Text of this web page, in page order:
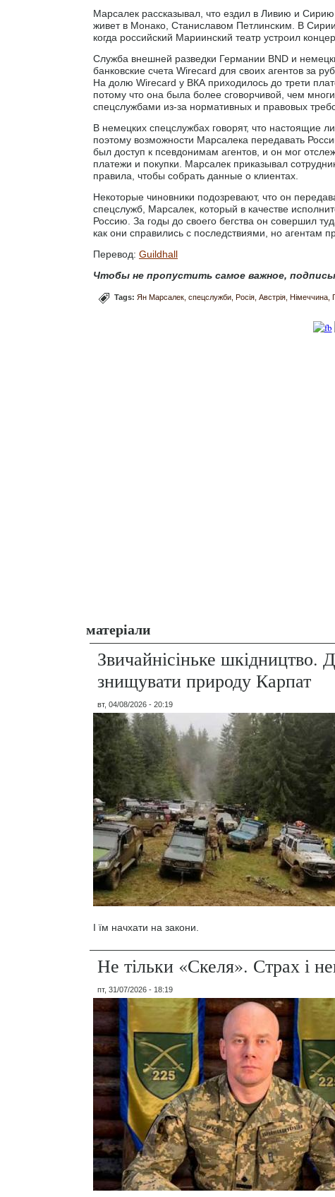
Марсалек рассказывал, что ездил в Ливию и
живет в Монако, Станиславом Петлинским. В
когда российский Мариинский театр устроил
Служба внешней разведки Германии BND и
банковские счета Wirecard для своих агентов за
На долю Wirecard у ВКА приходилось до трети
потому что она была более сговорчивой, чем
спецслужбами из-за нормативных и правовых
В немецких спецслужбах говорят, что настоящие
поэтому возможности Марсалека передавать
был доступ к псевдонимам агентов, и он мог
платежи и покупки. Марсалек приказывал
правила, чтобы собрать данные о клиентах.
Некоторые чиновники подозревают, что он
спецслужб, Марсалек, который в качестве
Россию. За годы до своего бегства он совершил
как они справились с последствиями, но агентам
Перевод: Guildhall
Чтобы не пропустить самое важное,
Tags: Ян Марсалек спецслужби Росія Австрія Німеччина
матеріали
Звичайнісіньке шкідництво.
знищувати природу Карпат
вт, 04/08/2026 - 20:19
І їм начхати на закони.
Не тільки «Скеля». Страх і
пт, 31/07/2026 - 18:19